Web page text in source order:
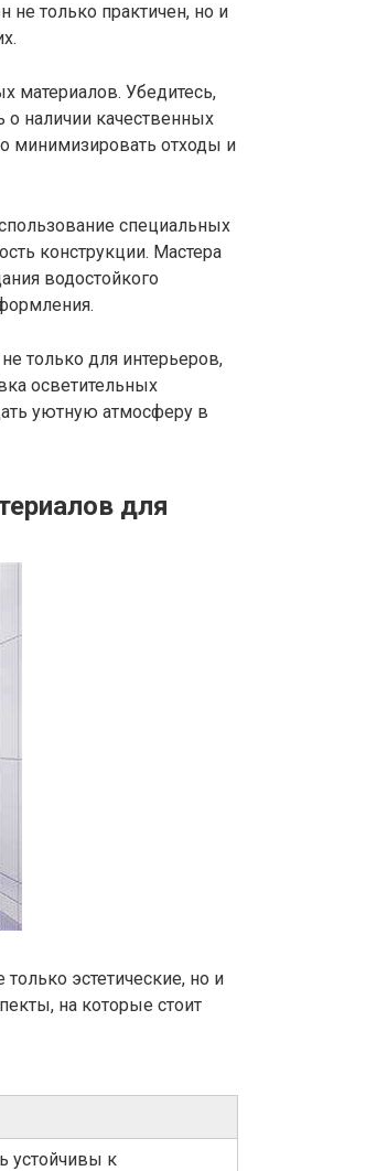
только практичен, но и
материалов. Убедитесь,
о наличии качественных
минимизировать отходы и
специальных
конструкции. Мастера
водостойкого
только для интерьеров,
осветительных
уютную атмосферу в
для
эстетические, но и
на которые стоит
устойчивы к